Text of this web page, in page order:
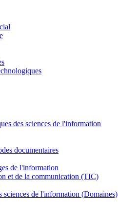
des sciences de l'information
documentaires
de l'information
et de la communication (TIC)
sciences de l'information (Domaines)